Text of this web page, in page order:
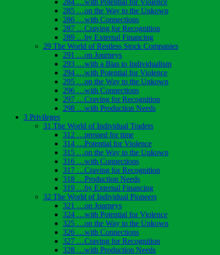
284 …with Potential for Violence
285 …on the Way to the Unkown
286 …with Connections
287 …Craving for Recognition
289 …by External Financing
29 The World of Restless Stock Companies
291 …on Journeys
293 …with a Bias to Individualism
294 …with Potential for Violence
295 …on the Way to the Unkown
296 …with Connections
297 …Craving for Recognition
298 …with Production Needs
3 Privileges
31 The World of Individual Traders
312 …pressed for time
314 …Potential for Violence
315 …on the Way to the Unkown
316 …with Connections
317 …Craving for Recognition
318 …Production Needs
319 …by External Financing
32 The World of Individual Pioneers
321 …on Journeys
324 …with Potential for Violence
325 …on the Way to the Unkown
326 …with Connections
327 …Craving for Recognition
328 …with Production Needs